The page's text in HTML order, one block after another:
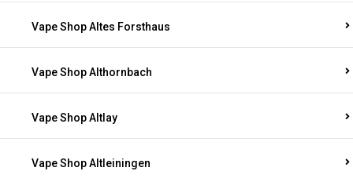
Vape Shop Altes Forsthaus
Vape Shop Althornbach
Vape Shop Altlay
Vape Shop Altleiningen